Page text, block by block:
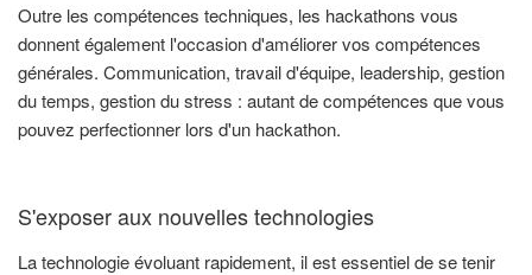
Outre les compétences techniques, les hackathons vous
donnent également l'occasion d'améliorer vos compétences
générales. Communication, travail d'équipe, leadership, gestion
du temps, gestion du stress : autant de compétences que vous
pouvez perfectionner lors d'un hackathon.
S'exposer aux nouvelles technologies
La technologie évoluant rapidement, il est essentiel de se tenir